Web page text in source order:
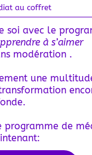
au coffret
soi avec le
à s’aimer
modération .
une
programme de